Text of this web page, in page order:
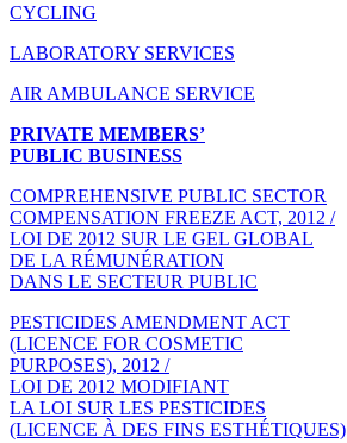
CYCLING
LABORATORY SERVICES
AIR AMBULANCE SERVICE
PRIVATE MEMBERS’
PUBLIC BUSINESS
COMPREHENSIVE PUBLIC SECTOR
COMPENSATION FREEZE ACT, 2012 /
LOI DE 2012 SUR LE GEL GLOBAL
DE LA RÉMUNÉRATION
DANS LE SECTEUR PUBLIC
PESTICIDES AMENDMENT ACT
(LICENCE FOR COSMETIC
PURPOSES), 2012 /
LOI DE 2012 MODIFIANT
LA LOI SUR LES PESTICIDES
(LICENCE À DES FINS ESTHÉTIQUES)